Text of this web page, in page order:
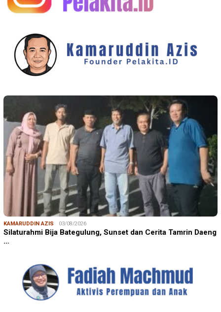
KAMARUDDIN AZIS 03/08/2026
Silaturahmi Bija Bategulung, Sunset dan Cerita Tamrin Daeng
…